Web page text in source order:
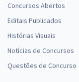
Concursos Abertos
Editais Publicados
Histórias Visuais
Notícias de Concursos
Questões de Concurso